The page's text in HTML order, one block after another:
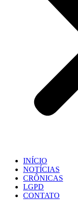
INÍCIO
NOTÍCIAS
CRÔNICAS
LGPD
CONTATO